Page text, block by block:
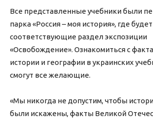
Все представленные учебники были
парка «Россия – моя история», где
соответствующие раздел экспозиции
«Освобождение». Ознакомиться с
истории и географии в украинских
смогут все желающие.
«Мы никогда не допустим, чтобы
были искажены, факты Великой